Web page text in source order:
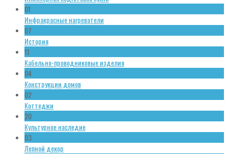
01
Инфракрасные нагреватели
07
История
11
Кабельно-проводниковые изделия
04
Конструкции домов
02
Коттеджи
20
Культурное наследие
03
Лепной декор